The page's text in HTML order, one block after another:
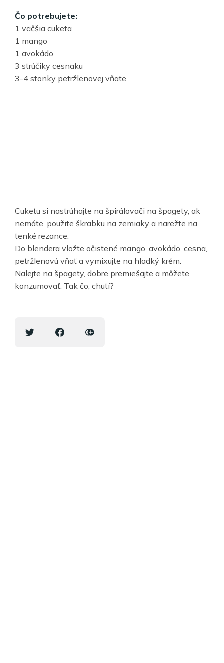
Čo potrebujete:
1 väčšia cuketa
1 mango
1 avokádo
3 strúčiky cesnaku
3-4 stonky petržlenovej vňate
Cuketu si nastrúhajte na špirálovači na špagety, ak
nemáte, použite škrabku na zemiaky a narežte na
tenké rezance.
Do blendera vložte očistené mango, avokádo, cesna,
petržlenovú vňať a vymixujte na hladký krém.
Nalejte na špagety, dobre premiešajte a môžete
konzumovať. Tak čo, chutí?